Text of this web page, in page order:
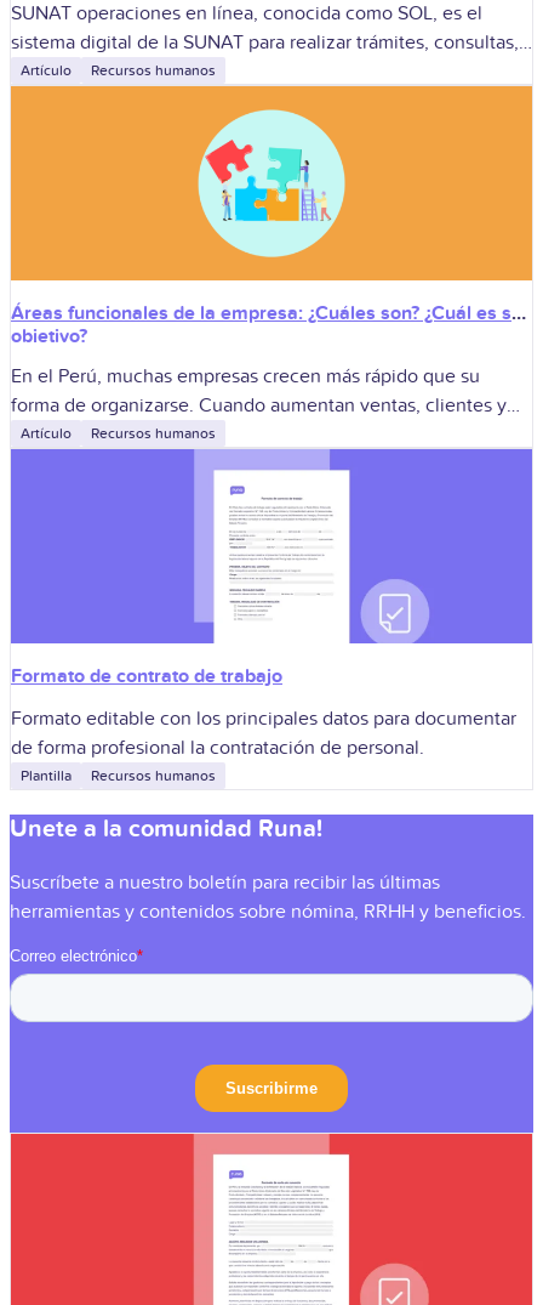
SUNAT operaciones en línea, conocida como SOL, es el
sistema digital de la SUNAT para realizar trámites, consultas,
declaraciones y pagos sin acudir a una oficina. Sirve para
Artículo Recursos humanos
Áreas funcionales de la empresa: ¿Cuáles son? ¿Cuál es su
objetivo?
En el Perú, muchas empresas crecen más rápido que su
forma de organizarse. Cuando aumentan ventas, clientes y
proyectos, también crecen los procesos, los controles y las
Artículo Recursos humanos
Formato de contrato de trabajo
Formato editable con los principales datos para documentar
de forma profesional la contratación de personal.
Plantilla Recursos humanos
Unete a la comunidad Runa!
Suscríbete a nuestro boletín para recibir las últimas
herramientas y contenidos sobre nómina, RRHH y beneficios.